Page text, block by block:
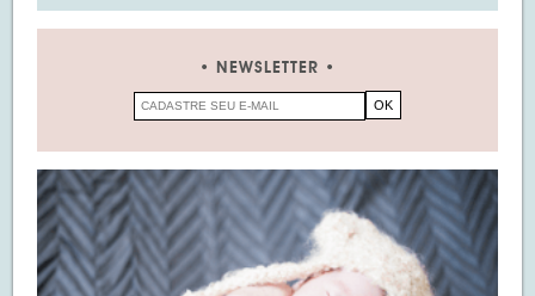
NEWSLETTER